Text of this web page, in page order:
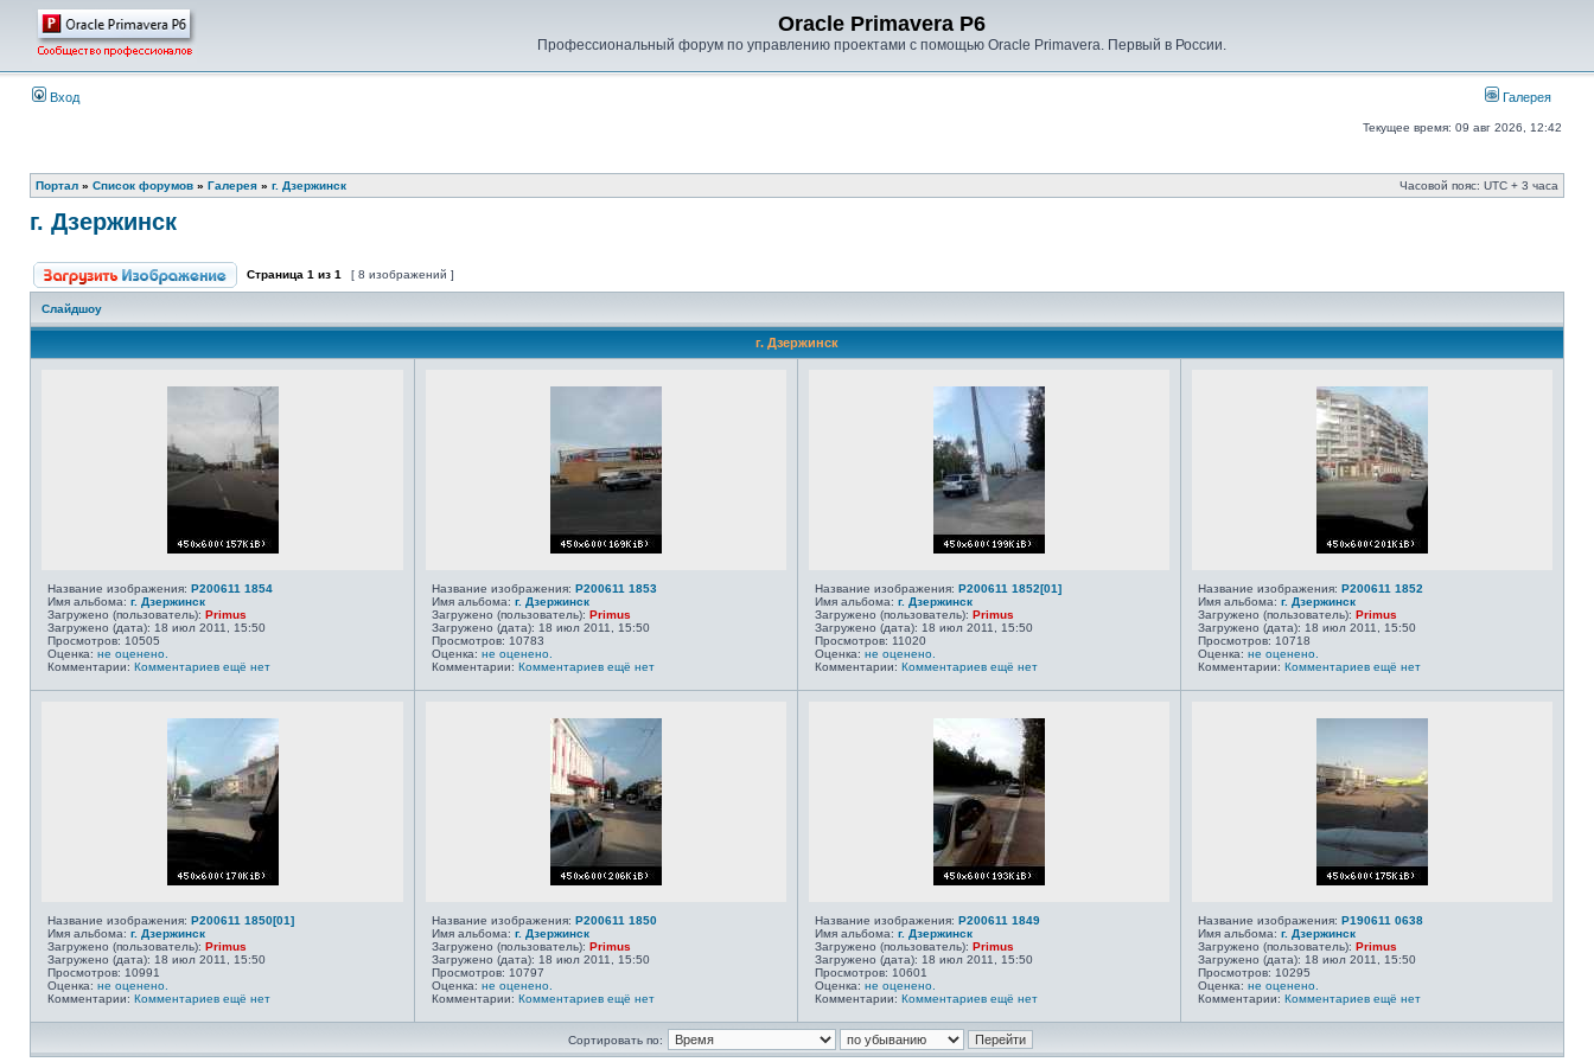
Oracle Primavera P6
Профессиональный форум по управлению проектами с помощью Oracle Primavera. Первый в России.
Вход Галерея
Текущее время: 09 авг 2026, 12:42
Портал » Список форумов » Галерея » г. Дзержинск Часовой пояс: UTC + 3 часа
г. Дзержинск
Страница 1 из 1 [ 8 изображений ]
Слайдшоу
г. Дзержинск
Название изображения: P200611 1854
Имя альбома: г. Дзержинск
Загружено (пользователь): Primus
Загружено (дата): 18 июл 2011, 15:50
Просмотров: 10505
Оценка: не оценено.
Комментарии: Комментариев ещё нет
Название изображения: P200611 1853
Имя альбома: г. Дзержинск
Загружено (пользователь): Primus
Загружено (дата): 18 июл 2011, 15:50
Просмотров: 10783
Оценка: не оценено.
Комментарии: Комментариев ещё нет
Название изображения: P200611 1852[01]
Имя альбома: г. Дзержинск
Загружено (пользователь): Primus
Загружено (дата): 18 июл 2011, 15:50
Просмотров: 11020
Оценка: не оценено.
Комментарии: Комментариев ещё нет
Название изображения: P200611 1852
Имя альбома: г. Дзержинск
Загружено (пользователь): Primus
Загружено (дата): 18 июл 2011, 15:50
Просмотров: 10718
Оценка: не оценено.
Комментарии: Комментариев ещё нет
Название изображения: P200611 1850[01]
Имя альбома: г. Дзержинск
Загружено (пользователь): Primus
Загружено (дата): 18 июл 2011, 15:50
Просмотров: 10991
Оценка: не оценено.
Комментарии: Комментариев ещё нет
Название изображения: P200611 1850
Имя альбома: г. Дзержинск
Загружено (пользователь): Primus
Загружено (дата): 18 июл 2011, 15:50
Просмотров: 10797
Оценка: не оценено.
Комментарии: Комментариев ещё нет
Название изображения: P200611 1849
Имя альбома: г. Дзержинск
Загружено (пользователь): Primus
Загружено (дата): 18 июл 2011, 15:50
Просмотров: 10601
Оценка: не оценено.
Комментарии: Комментариев ещё нет
Название изображения: P190611 0638
Имя альбома: г. Дзержинск
Загружено (пользователь): Primus
Загружено (дата): 18 июл 2011, 15:50
Просмотров: 10295
Оценка: не оценено.
Комментарии: Комментариев ещё нет
Сортировать по: